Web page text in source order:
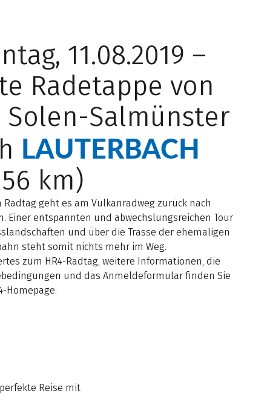
11.08.2019 –
Radetappe von
Solen-Salmünster
LAUTERBACH
km)
geht es am Vulkanradweg zurück nach
Einer entspannten und abwechslungsreichen Tour
und über die Trasse der ehemaligen
steht somit nichts mehr im Weg.
zum HR4-Radtag, weitere Informationen, die
und das Anmeldeformular finden Sie
Homepage.
Reise mit